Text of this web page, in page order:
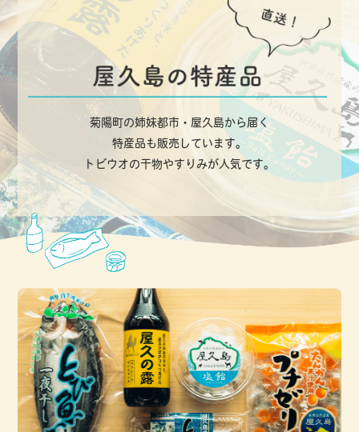
菊陽町の姉妹都市・屋久島から届く
特産品も販売しています。
トビウオの干物やすりみが人気です。